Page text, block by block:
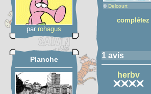
par rohagus
Planche
© Delcourt
complétez
1 avis
herbv